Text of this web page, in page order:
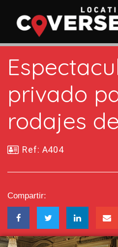
privado
rodajes
Ref: A404
Compartir: